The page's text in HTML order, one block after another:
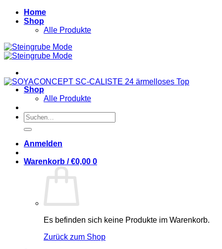
Zum
Inhalt
Home
Shop
Alle Produkte
Shop
Alle Produkte
Suchen
nach:
Anmelden
Warenkorb /€0,00 0
Es befinden sich keine Produkte im Warenkorb.
Zurück zum Shop